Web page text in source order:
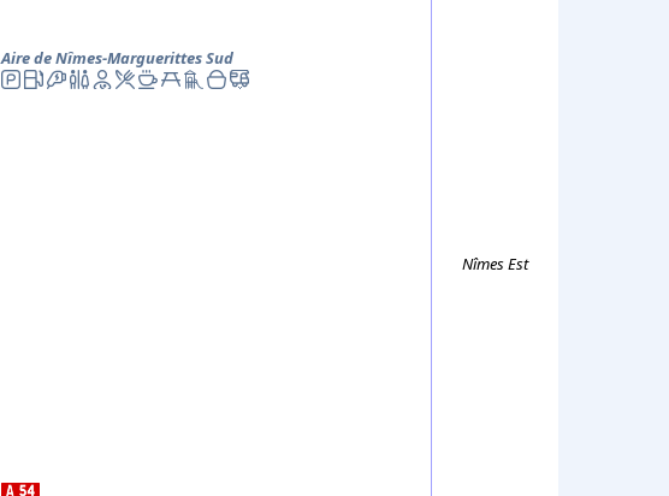
Aire de Nîmes-MarguerittesSud
Nîmes Est